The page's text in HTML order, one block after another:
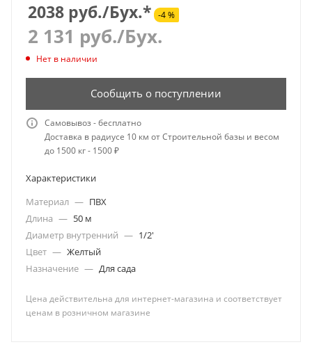
2038 руб./Бух.* -4 %
2 131 руб./Бух.
Нет в наличии
Сообщить о поступлении
Самовывоз - бесплатно
Доставка в радиусе 10 км от Строительной базы и весом
до 1500 кг - 1500 ₽
Характеристики
Материал — ПВХ
Длина — 50 м
Диаметр внутренний — 1/2'
Цвет — Желтый
Назначение — Для сада
Цена действительна для интернет-магазина и соответствует
ценам в розничном магазине